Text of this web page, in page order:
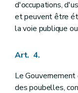
d'occupations,
et peuvent être
la voie publique
Art. 4.
Le
des poubelles,